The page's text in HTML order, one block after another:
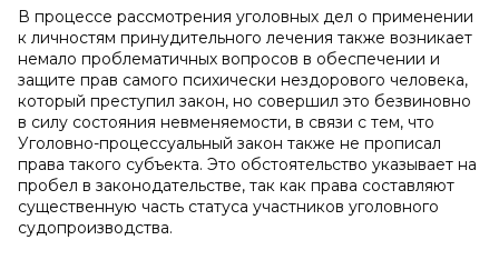
В процессе рассмотрения уголовных дел о применении
к личностям принудительного лечения также возникает
немало проблематичных вопросов в обеспечении и
защите прав самого психически нездорового человека,
который преступил закон, но совершил это безвиновно
в силу состояния невменяемости, в связи с тем, что
Уголовно-процессуальный закон также не прописал
права такого субъекта. Это обстоятельство указывает на
пробел в законодательстве, так как права составляют
существенную часть статуса участников уголовного
судопроизводства.